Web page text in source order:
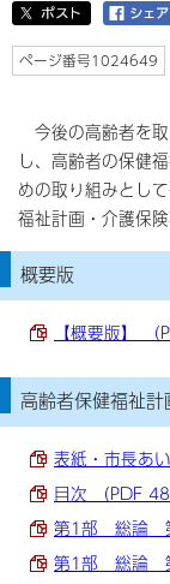
ページ番号1024649
今後の高齢者を
し、高齢者の保健
めの取り組みとし
福祉計画・介護保
概要版
【概要版】 （
高齢者保健福祉計
表紙・市長あ
目次 （PDF
第1部 総論
第1部 総論